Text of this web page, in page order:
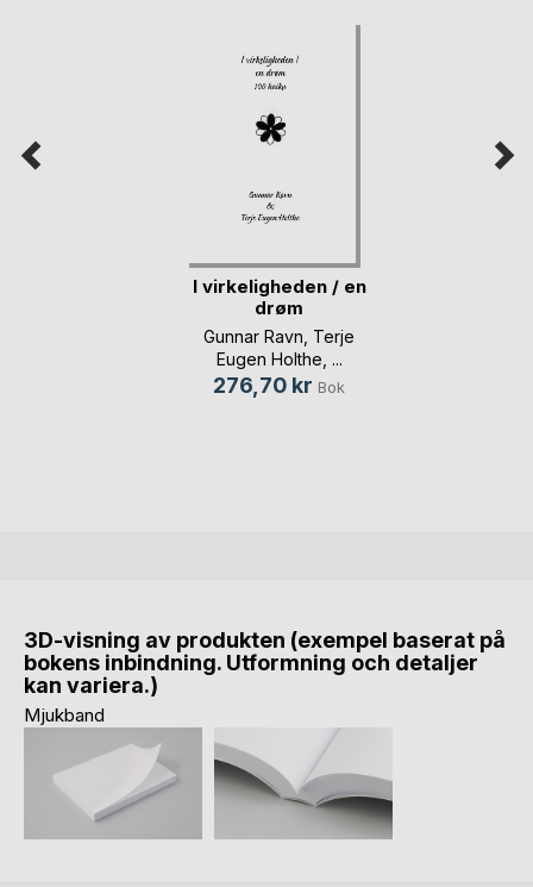
I virkeligheden / en
drøm
Gunnar Ravn Terje
Eugen Holthe , ...
276,70 kr Bok
3D-visning av produkten (exempel baserat på
bokens inbindning. Utformning och detaljer
kan variera.)
Mjukband